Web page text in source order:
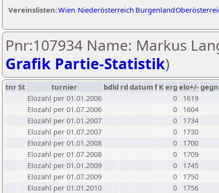
Vereinslisten:Wien Niederösterreich Burgenland
Pnr:107934 Name: Markus
Grafik Partie-Statistik)
tnrSt turnier bdld rd datumf Kerg elo+/-
Elozahl per 01.01.2006
0
1619
Elozahl per 01.07.2006
0
1604
Elozahl per 01.01.2007
0
1734
Elozahl per 01.07.2007
0
1730
Elozahl per 01.01.2008
0
1700
Elozahl per 01.07.2008
0
1709
Elozahl per 01.01.2009
0
1745
Elozahl per 01.07.2009
0
1750
Elozahl per 01.01.2010
0
1756